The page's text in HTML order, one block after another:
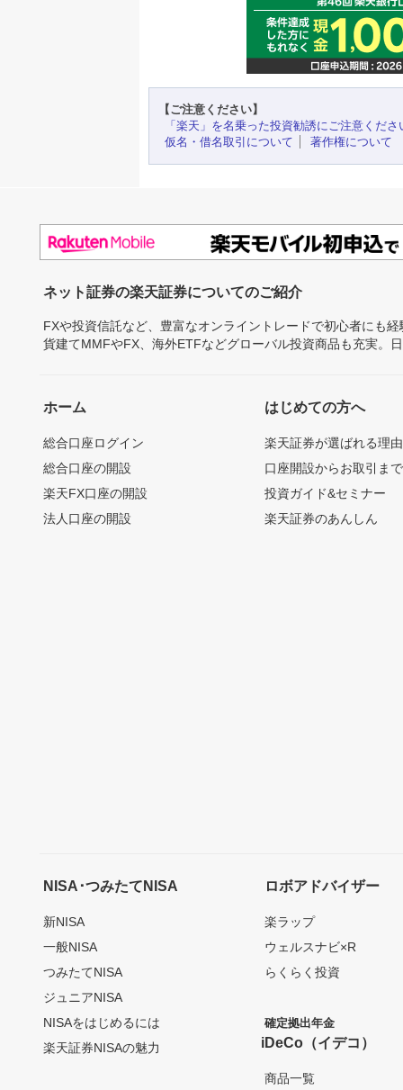
【ご注意ください】
「楽天」を名乗った投資勧誘にご注意くださ
仮名・借名取引について
著作権について
ネット証券の楽天証券についてのご紹介
FXや投資信託など、豊富なオンライントレードで初心者にも
貨建てMMFやFX、海外ETFなどグローバル投資商品も充実。
ホーム
総合口座ログイン
総合口座の開設
楽天FX口座の開設
法人口座の開設
はじめての方へ
楽天証券が選ばれる理由
口座開設からお取引ま
投資ガイド&セミナー
楽天証券のあんしん
NISA･つみたてNISA
新NISA
一般NISA
つみたてNISA
ジュニアNISA
NISAをはじめるには
楽天証券NISAの魅力
ロボアドバイザー
楽ラップ
ウェルスナビ×R
らくらく投資
確定拠出年金
iDeCo（イデコ）
商品一覧